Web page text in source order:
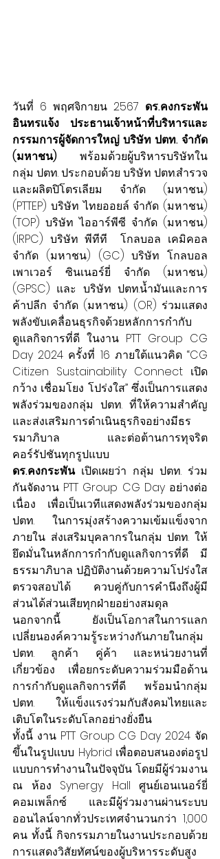
วันที่ 6 พฤศจิกายน 2567 ดร.คงกระพัน
อินทรแจ้ง ประธานเจ้าหน้าที่บริหารและ
กรรมการผู้จัดการใหญ่ บริษัท ปตท. จำกัด
(มหาชน) พร้อมด้วยผู้บริหารบริษัทใน
กลุ่ม ปตท. ประกอบด้วย บริษัท ปตท.สำรวจ
และผลิตปิโตรเลียม จำกัด (มหาชน)
(PTTEP) บริษัท ไทยออยล์ จำกัด (มหาชน)
(TOP) บริษัท ไออาร์พีซี จำกัด (มหาชน)
(IRPC) บริษัท พีทีที  โกลบอล เคมิคอล
จำกัด (มหาชน) (GC) บริษัท โกลบอล
เพาเวอร์ ซินเนอร์ยี่ จำกัด (มหาชน)
(GPSC) และ บริษัท ปตท.น้ำมันและการ
ค้าปลีก จำกัด (มหาชน) (OR) ร่วมแสดง
พลังขับเคลื่อนธุรกิจด้วยหลักการกำกับ
ดูแลกิจการที่ดี ในงาน PTT Group CG
Day 2024 ครั้งที่ 16 ภายใต้แนวคิด “CG
Citizen Sustainability Connect เปิด
กว้าง เชื่อมโยง โปร่งใส” ซึ่งเป็นการแสดง
พลังร่วมของกลุ่ม ปตท. ที่ให้ความสำคัญ
และส่งเสริมการดำเนินธุรกิจอย่างมีธร
รมาภิบาล และต่อต้านการทุจริต
คอร์รัปชันทุกรูปแบบ
ดร.คงกระพัน เปิดเผยว่า กลุ่ม ปตท. ร่วม
กันจัดงาน PTT Group CG Day อย่างต่อ
เนื่อง เพื่อเป็นเวทีแสดงพลังร่วมของกลุ่ม
ปตท. ในการมุ่งสร้างความเข้มแข็งจาก
ภายใน ส่งเสริมบุคลากรในกลุ่ม ปตท. ให้
ยึดมั่นในหลักการกำกับดูแลกิจการที่ดี มี
ธรรมาภิบาล ปฏิบัติงานด้วยความโปร่งใส
ตรวจสอบได้ ควบคู่กับการคำนึงถึงผู้มี
ส่วนได้ส่วนเสียทุกฝ่ายอย่างสมดุล
นอกจากนี้ ยังเป็นโอกาสในการแลก
เปลี่ยนองค์ความรู้ระหว่างกันภายในกลุ่ม
ปตท. ลูกค้า คู่ค้า และหน่วยงานที่
เกี่ยวข้อง เพื่อยกระดับความร่วมมือด้าน
การกำกับดูแลกิจการที่ดี พร้อมนำกลุ่ม
ปตท. ให้แข็งแรงร่วมกับสังคมไทยและ
เติบโตในระดับโลกอย่างยั่งยืน
ทั้งนี้ งาน PTT Group CG Day 2024 จัด
ขึ้นในรูปแบบ Hybrid เพื่อตอบสนองต่อรูป
แบบการทำงานในปัจจุบัน โดยมีผู้ร่วมงาน
ณ ห้อง Synergy Hall ศูนย์เอนเนอร์ยี่
คอมเพล็กซ์ และมีผู้ร่วมงานผ่านระบบ
ออนไลน์จากทั่วประเทศจำนวนกว่า 1,000
คน ทั้งนี้ กิจกรรมภายในงานประกอบด้วย
การแสดงวิสัยทัศน์ของผู้บริหารระดับสูง